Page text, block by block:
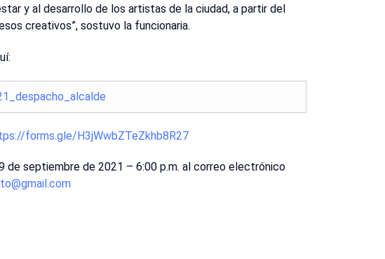
y al desarrollo de los artistas de la ciudad, a partir del
creativos”, sostuvo la funcionaria.
forms.gle/H3jWwbZTeZkhb8R27
de septiembre de 2021 – 6:00 p.m. al correo electrónico